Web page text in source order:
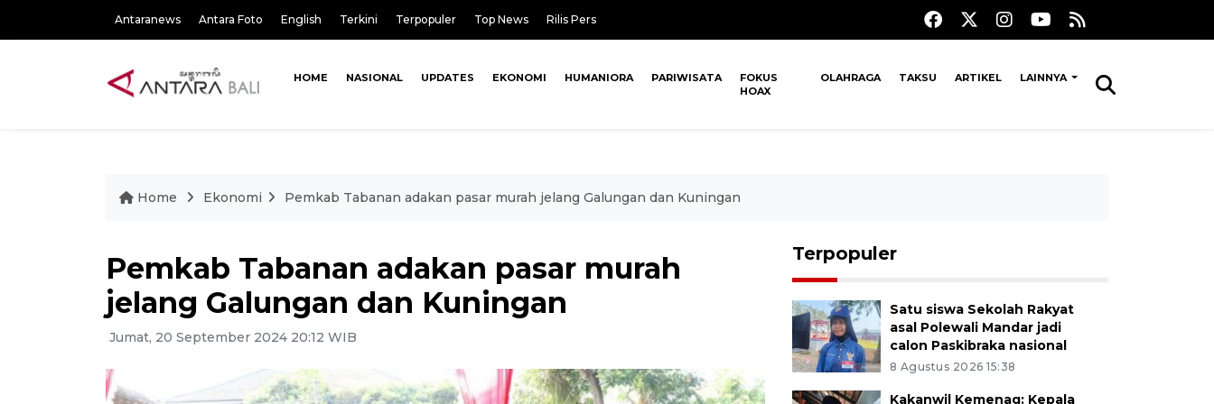
Antaranews Antara Foto English Terkini Terpopuler Top News Rilis Pers
HOME NASIONAL UPDATES EKONOMI HUMANIORA PARIWISATA
FOKUS
HOAX
OLAHRAGA TAKSU ARTIKEL LAINNYA
Home Ekonomi Pemkab Tabanan adakan pasar murah jelang Galungan dan Kuningan
Pemkab Tabanan adakan pasar murah
jelang Galungan dan Kuningan
Jumat, 20 September 2024 20:12 WIB
Terpopuler
Satu siswa Sekolah Rakyat
asal Polewali Mandar jadi
calon Paskibraka nasional
8 Agustus 2026 15:38
Kakanwil Kemenag: Kepala